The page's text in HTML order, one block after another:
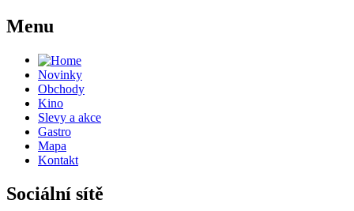
Menu
Novinky
Obchody
Kino
Slevy a akce
Gastro
Mapa
Kontakt
Sociální sítě